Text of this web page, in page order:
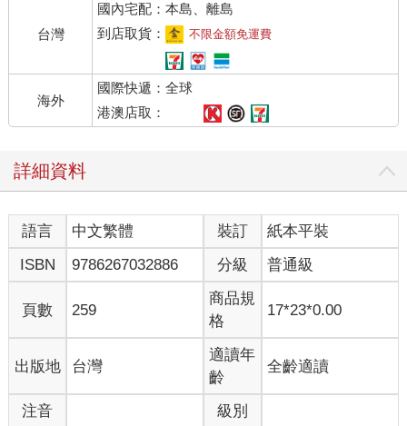
台灣
國內宅配：本島、離島
到店取貨：
不限金額免運費
海外
國際快遞：全球
港澳店取：
詳細資料
語言 中文繁體 裝訂
紙本平裝
ISBN
9786267032886 分級 普通級
頁數 259
商品規
格
17*23*0.00
出版地 台灣
適讀年
齡
全齡適讀
注音 級別